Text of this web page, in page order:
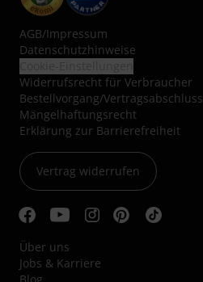
AGB/Impressum
Datenschutzhinweise
Widerrufsrecht für Verbraucher
Bestellvorgang/Vertragsabschluss
Mängelhaftungsrecht
Erklärung zur Barrierefreiheit
Vertrag widerrufen
Über uns
Jobs & Karriere